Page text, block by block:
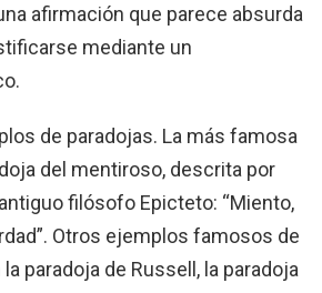
afirmación que parece absurda
mediante un
de paradojas. La más famosa
del mentiroso, descrita por
filósofo Epicteto: “Miento,
Otros ejemplos famosos de
paradoja de Russell, la paradoja